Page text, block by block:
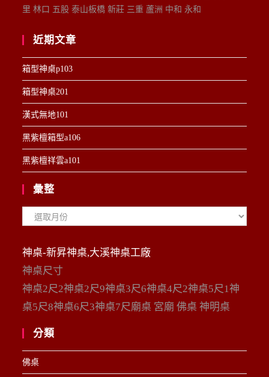
里 林口 五股 泰山板橋 新莊 三重 蘆洲 中和 永和
近期文章
箱型神桌p103
箱型神桌201
漢式無地101
黑紫檀箱型a106
黑紫檀祥雲a101
彙整
神桌-新昇神桌,大溪神桌工廠
神桌尺寸
神桌2尺2神桌2尺9神桌3尺6神桌4尺2神桌5尺1神
桌5尺8神桌6尺3神桌7尺廟桌 宮廟 佛桌 神明桌
分類
佛桌